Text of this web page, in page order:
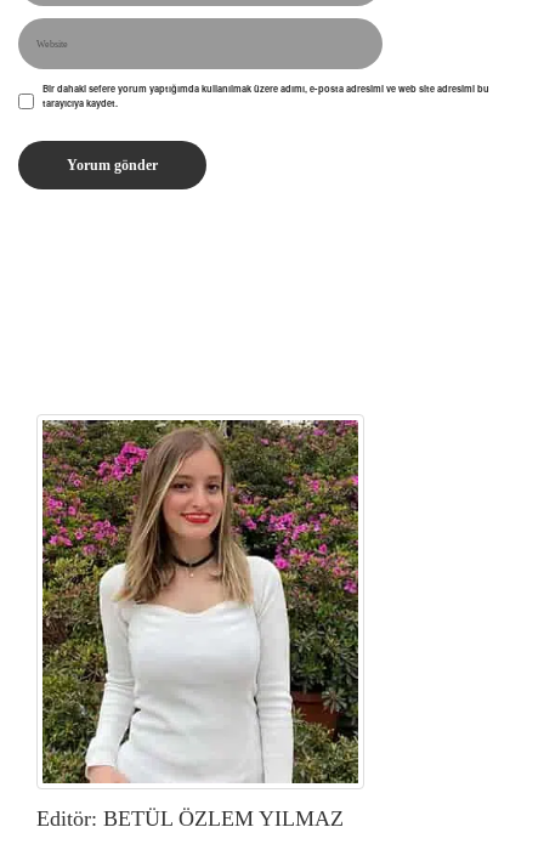
Bir dahaki sefere yorum yaptığımda kullanılmak üzere adımı, e-posta adresimi ve web site adresimi bu
tarayıcıya kaydet.
Editör: BETÜL ÖZLEM YILMAZ